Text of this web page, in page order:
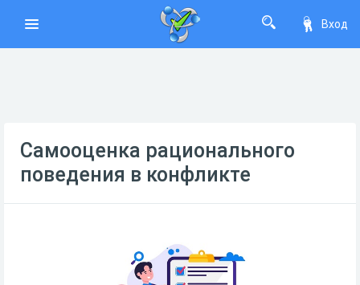
Вход
Самооценка рационального
поведения в конфликте